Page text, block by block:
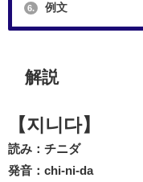
6. 例文
解説
【지니다】
読み：チニダ
発音：chi-ni-da